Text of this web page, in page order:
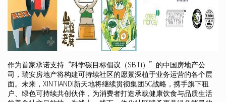
作为首家承诺支持“科学碳目标倡议（SBTi）”的中国房地产公
司，瑞安房地产将构建可持续社区的愿景深植于业务运营的各个层
面。未来，XINTIANDI新天地将继续贯彻集团5C战略，携手旗下租
户、绿色可持续共创伙伴，为消费者打造承载健康饮食与品质生活